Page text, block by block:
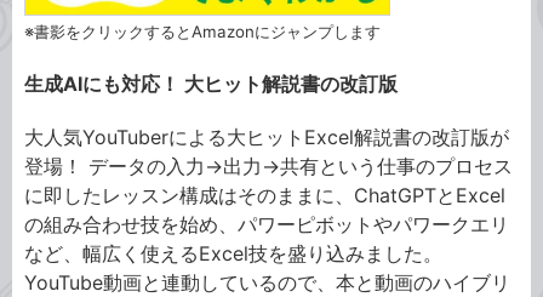
※書影をクリックするとAmazonにジャンプします
⽣成AIにも対応！ ⼤ヒット解説書の改訂版
⼤⼈気YouTuberによる⼤ヒットExcel解説書の改訂版が
登場！ データの⼊⼒→出⼒→共有という仕事のプロセス
に即したレッスン構成はそのままに、ChatGPTとExcel
の組み合わせ技を始め、パワーピボットやパワークエリ
など、幅広く使えるExcel技を盛り込みました。
YouTube動画と連動しているので、本と動画のハイブリ